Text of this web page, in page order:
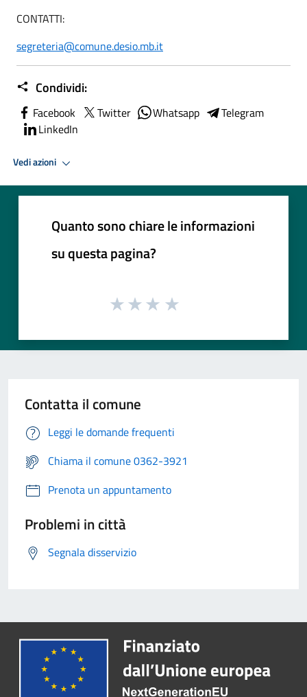
CONTATTI:
segreteria@comune.desio.mb.it
Condividi:
Facebook Twitter Whatsapp
Telegram
LinkedIn
Vedi azioni
Quanto sono chiare le informazioni
su questa pagina?
Contatta il comune
Leggi le domande frequenti
Chiama il comune 0362-3921
Prenota un appuntamento
Problemi in città
Segnala disservizio